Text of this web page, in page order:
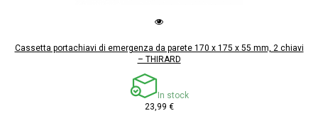
Cassetta portachiavi di emergenza da parete 170 x 175 x 55 mm, 2 chiavi
– THIRARD
In stock
23,99 €